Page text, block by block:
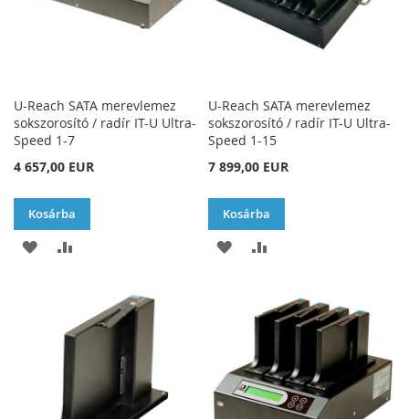
U-Reach SATA merevlemez
sokszorosító / radír IT-U Ultra-
Speed 1-7
4 657,00 EUR
Kosárba
HOZZÁADÁS
KÍVÁNSÁGLISTÁHOZ
ÖSSZEHASONLÍTÁSHOZ
U-Reach SATA merevlemez
sokszorosító / radír IT-U Ultra-
Speed 1-15
7 899,00 EUR
Kosárba
HOZZÁADÁS
KÍVÁNSÁGLISTÁHOZ